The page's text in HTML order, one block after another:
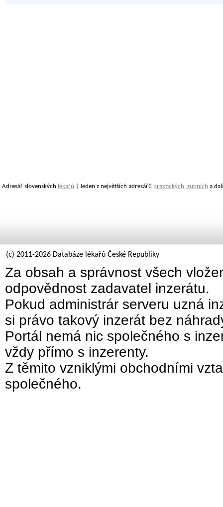
Adresář slovenských lékařů | Jeden z největších adresářů praktických, zubních a
(c) 2011-2026 Databáze lékařů České Republiky
Za obsah a správnost všech
odpovědnost zadavatel inzerátu.
Pokud administrár serveru uzná
si právo takový inzerát bez
Portál nemá nic společného s
vždy přímo s inzerenty.
Z těmito vzniklými obchodními
společného.